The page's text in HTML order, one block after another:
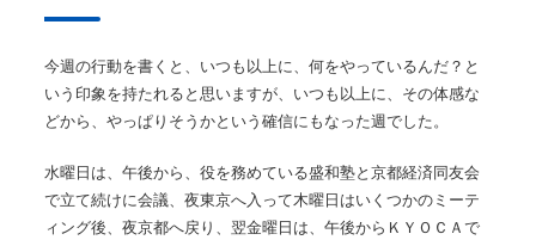
今週の行動を書くと、いつも以上に、何をやっているんだ？と
いう印象を持たれると思いますが、いつも以上に、その体感な
どから、やっぱりそうかという確信にもなった週でした。
水曜日は、午後から、役を務めている盛和塾と京都経済同友会
で立て続けに会議、夜東京へ入って木曜日はいくつかのミーテ
ィング後、夜京都へ戻り、翌金曜日は、午後からＫＹＯＣＡで